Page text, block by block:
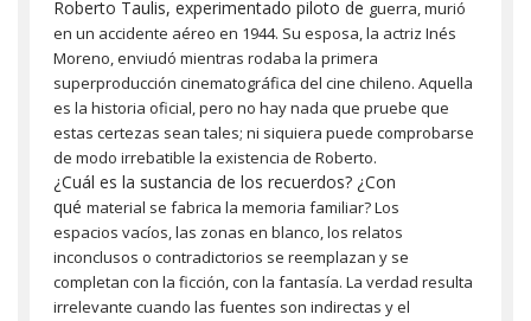
Roberto Taulis, experimentado piloto de guerra, murió
en un accidente aéreo en 1944. Su esposa, la actriz Inés
Moreno, enviudó mientras rodaba la primera
superproducción cinematográfica del cine chileno. Aquella
es la historia oficial, pero no hay nada que pruebe que
estas certezas sean tales; ni siquiera puede comprobarse
de modo irrebatible la existencia de Roberto.
¿Cuál es la sustancia de los recuerdos? ¿Con
qué material se fabrica la memoria familiar? Los
espacios vacíos, las zonas en blanco, los relatos
inconclusos o contradictorios se reemplazan y se
completan con la ficción, con la fantasía. La verdad resulta
irrelevante cuando las fuentes son indirectas y el